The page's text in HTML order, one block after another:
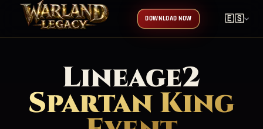
DOWNLOAD NOW 🇪🇸
Lineage2
Spartan King